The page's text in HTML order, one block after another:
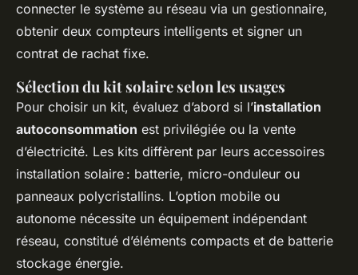
connecter le système au réseau via un gestionnaire,
obtenir deux compteurs intelligents et signer un
contrat de rachat fixe.
Sélection du kit solaire selon les usages
Pour choisir un kit, évaluez d’abord si l’installation
autoconsommation est privilégiée ou la vente
d’électricité. Les kits diffèrent par leurs accessoires
installation solaire : batterie, micro-onduleur ou
panneaux polycristallins. L’option mobile ou
autonome nécessite un équipement indépendant
réseau, constitué d’éléments compacts et de batterie
stockage énergie.